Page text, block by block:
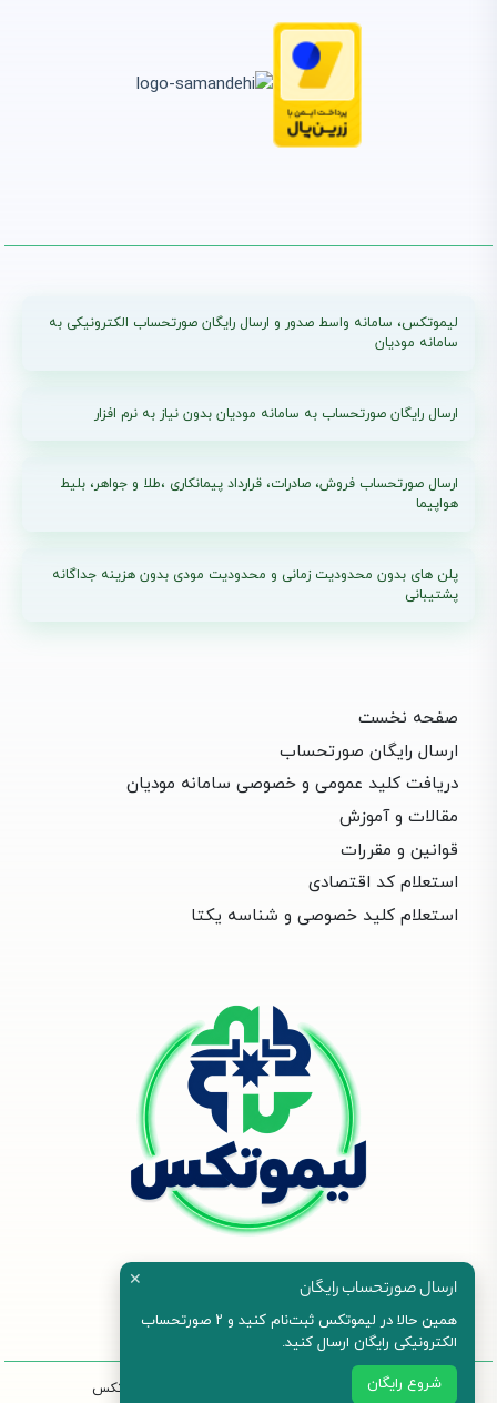
تفاوت گام های پرونده مالیاتی (گام ۱-۴) + ارسال صورتحساب با لیموتکس
بروزرسانی : 1405/04/22
لیموتکس، سامانه واسط صدور و ارسال رایگان صورتحساب الکترونیکی به
سامانه مودیان
ارسال رایگان صورتحساب به سامانه مودیان بدون نیاز به نرم افزار
ارسال صورتحساب فروش، صادرات، قرارداد پیمانکاری ،طلا و جواهر، بلیط
هواپیما
پلن های بدون محدودیت زمانی و محدودیت مودی بدون هزینه جداگانه
پشتیبانی
صفحه نخست
ارسال رایگان صورتحساب
دریافت کلید عمومی و خصوصی سامانه مودیان
مقالات و آموزش
قوانین و مقررات
استعلام کد اقتصادی
استعلام کلید خصوصی و شناسه یکتا
©2023 طراحی و پیاده سازی : تیم نرم افزاری لیموتکس
✕ ارسال صورتحساب رایگان
همین حالا در لیموتکس ثبت‌نام کنید و ۲ صورتحساب
الکترونیکی رایگان ارسال کنید.
شروع رایگان